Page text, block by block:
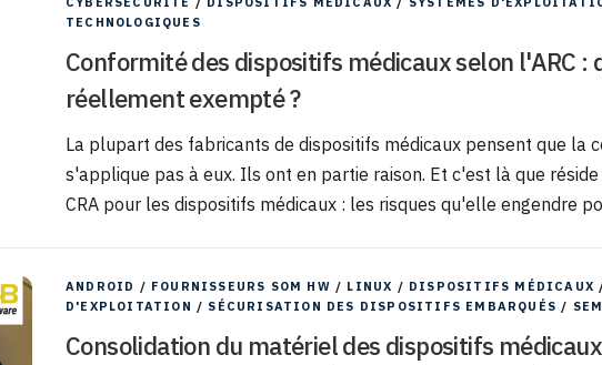
TECHNOLOGIQUES
Conformité des dispositifs médicaux selon l'ARC :
réellement exempté ?
La plupart des fabricants de dispositifs médicaux pensent que la
s'applique pas à eux. Ils ont en partie raison. Et c'est là que
CRA pour les dispositifs médicaux : les risques qu'elle engendre
ANDROID / FOURNISSEURS SOM HW / LINUX / DISPOSITIFS MÉDICAUX
D'EXPLOITATION / SÉCURISATION DES DISPOSITIFS EMBARQUÉS /
Consolidation du matériel des dispositifs